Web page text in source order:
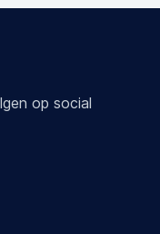
op social